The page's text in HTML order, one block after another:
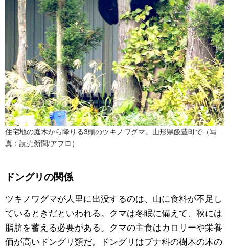
住宅地の庭木から降りる3頭のツキノワグマ。山形県飯豊町で（写
真：読売新聞/アフロ）
ドングリの関係
ツキノワグマが人里に出没するのは、山に食料が不足し
ているときだといわれる。クマは冬眠に備えて、秋には
脂肪を蓄える必要がある。クマの主食はカロリーや栄養
価が高いドングリ類だ。ドングリはブナ科の樹木の木の